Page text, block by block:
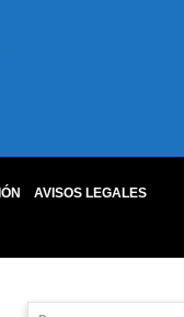
AVISOS LEGALES